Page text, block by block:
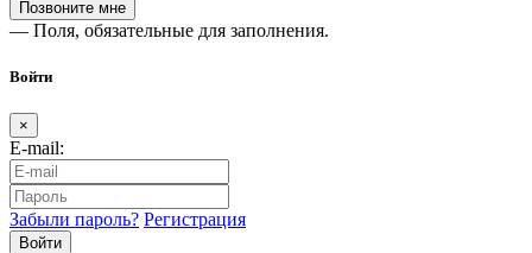
— Поля, обязательные для заполнения.
Войти
×
E-mail:
Забыли пароль? Регистрация